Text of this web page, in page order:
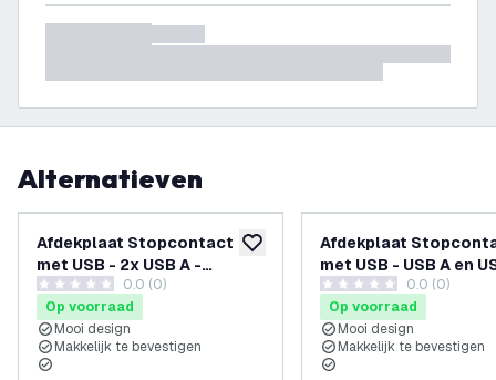
Alternatieven
toevoegen aan verlanglijst
Afdekplaat Stopcontact
met USB - 2x USB A -
54x54mm - Wit
0 score sterren0.0 (0)
Op voorraad
Mooi design
Makkelijk te bevestigen
Afdekplaat
met USB - USB A en
54x54mm - Wit
0 score sterren0.0 (0)
Op voorraad
Mooi design
Makkelijk te bevestigen